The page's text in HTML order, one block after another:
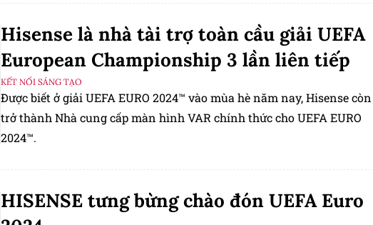
Hisense là nhà tài trợ toàn cầu giải UEFA
European Championship 3 lần liên tiếp
KẾT NỐI SÁNG TẠO
Được biết ở giải UEFA EURO 2024™ vào mùa hè năm nay, Hisense còn
trở thành Nhà cung cấp màn hình VAR chính thức cho UEFA EURO
2024™.
HISENSE tưng bừng chào đón UEFA Euro